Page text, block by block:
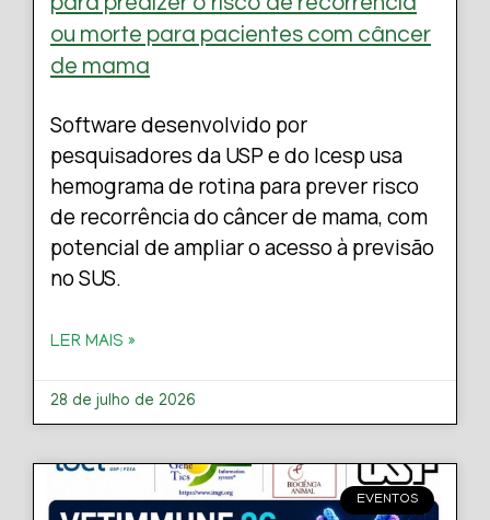
ou morte para pacientes com câncer
de mama
Software desenvolvido por
pesquisadores da USP e do Icesp usa
hemograma de rotina para prever risco
de recorrência do câncer de mama, com
potencial de ampliar o acesso à previsão
no SUS.
LER MAIS »
28 de julho de 2026
EVENTOS